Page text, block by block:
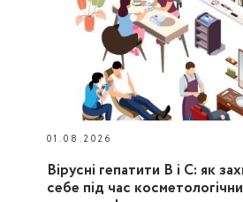
01.08.2026
Вірусні гепатити В і С: як
себе під час